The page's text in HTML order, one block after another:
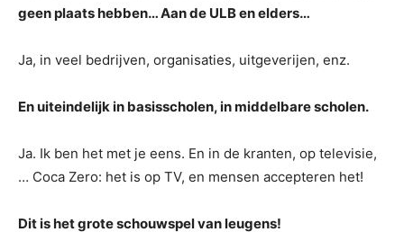
geen plaats hebben… Aan de ULB en elders…
Ja, in veel bedrijven, organisaties, uitgeverijen, enz.
En uiteindelijk in basisscholen, in middelbare scholen.
Ja. Ik ben het met je eens. En in de kranten, op televisie,
… Coca Zero: het is op TV, en mensen accepteren het!
Dit is het grote schouwspel van leugens!